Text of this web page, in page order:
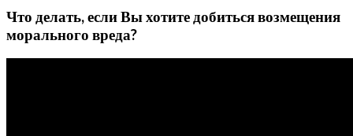
Что делать, если Вы хотите добиться возмещения
морального вреда?